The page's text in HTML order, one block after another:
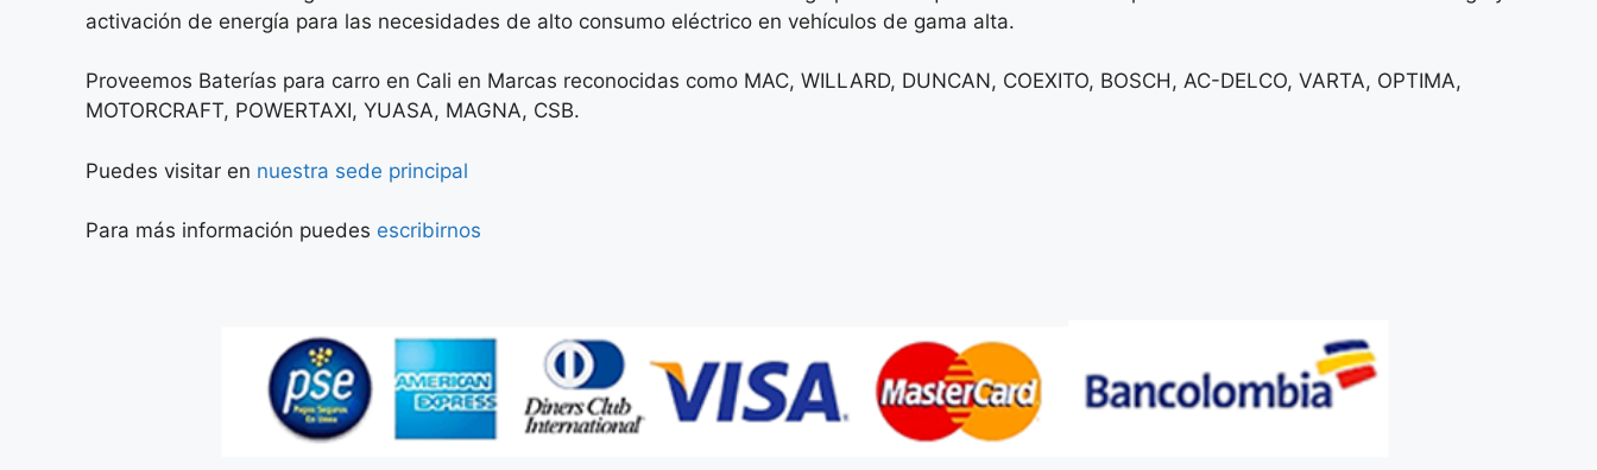
activación de energía para las necesidades de alto consumo eléctrico en vehículos de gama alta.
Proveemos Baterías para carro en Cali en Marcas reconocidas como MAC, WILLARD, DUNCAN, COEXITO, BOSCH, AC-DELCO, VARTA, OPTIMA,
MOTORCRAFT, POWERTAXI, YUASA, MAGNA, CSB.
Puedes visitar en nuestra sede principal
Para más información puedes escribirnos